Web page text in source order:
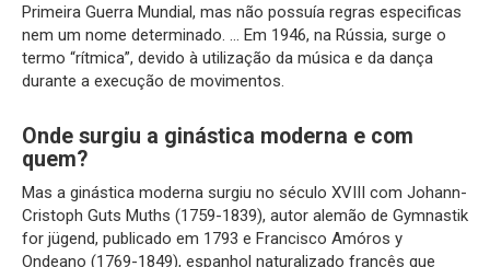
Primeira Guerra Mundial, mas não possuía regras especificas
nem um nome determinado. … Em 1946, na Rússia, surge o
termo “rítmica”, devido à utilização da música e da dança
durante a execução de movimentos.
Onde surgiu a ginástica moderna e com
quem?
Mas a ginástica moderna surgiu no século XVIII com Johann-
Cristoph Guts Muths (1759-1839), autor alemão de Gymnastik
for jügend, publicado em 1793 e Francisco Amóros y
Ondeano (1769-1849), espanhol naturalizado francês que